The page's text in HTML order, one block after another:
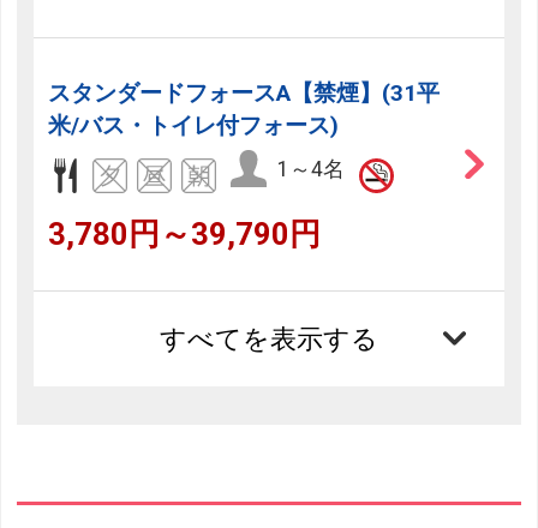
スタンダードフォースA【禁煙】(31平
米/バス・トイレ付フォース)
1～4名
3,780円～39,790円
すべてを表示する